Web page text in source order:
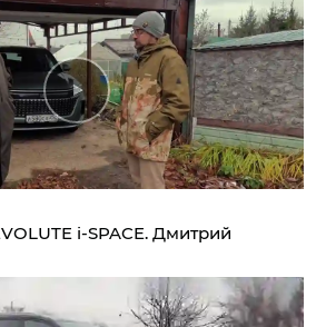
i‑SPACE. Дмитрий